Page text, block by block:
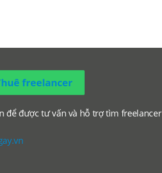
freelancer
để được tư vấn và hỗ trợ tìm freelancer